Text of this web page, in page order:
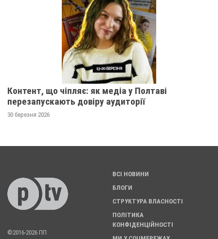
Контент, що чіпляє: як медіа у Полтаві
перезапускають довіру аудиторії
30 березня 2026
©2016-2026 ПП
ВСІ НОВИНИ
БЛОГИ
СТРУКТУРА ВЛАСНОСТІ
ПОЛІТИКА
КОНФІДЕНЦІЙНОСТІ